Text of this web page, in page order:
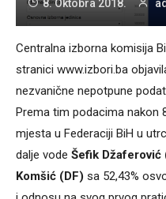
8. Oktobra 2018.
Centralna izborna komisija
stranici www.izbori.ba
nezvanične nepotpune
Prema tim podacima nakon
mjesta u Federaciji BiH u
dalje vode Šefik Džaferović
Komšić (DF) sa 52,43%